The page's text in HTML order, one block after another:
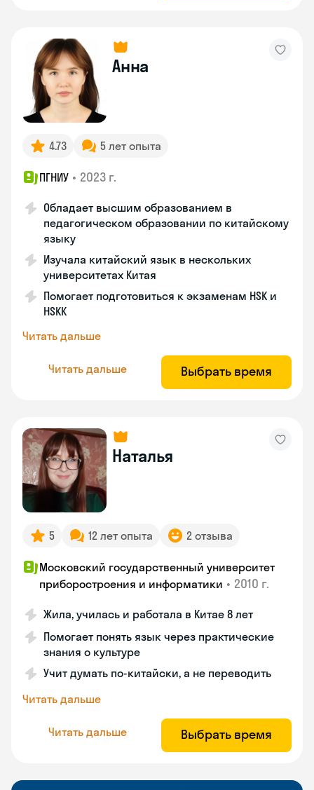
Анна
4.73 5 лет опыта
ПГНИУ • 2023 г.
Обладает высшим образованием в
педагогическом образовании по китайскому
языку
Изучала китайский язык в нескольких
университетах Китая
Помогает подготовиться к экзаменам HSK и
HSKK
Читать дальше
Читать дальше Выбрать время
Наталья
5 12 лет опыта 2 отзыва
Московский государственный университет
приборостроения и информатики • 2010 г.
Жила, училась и работала в Китае 8 лет
Помогает понять язык через практические
знания о культуре
Учит думать по-китайски, а не переводить
Читать дальше
Читать дальше Выбрать время